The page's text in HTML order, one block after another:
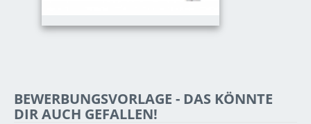
BEWERBUNGSVORLAGE - DAS KÖNNTE
DIR AUCH GEFALLEN!